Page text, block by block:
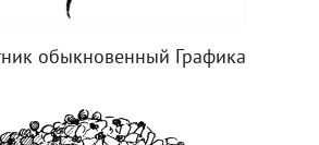
обыкновенный Графика